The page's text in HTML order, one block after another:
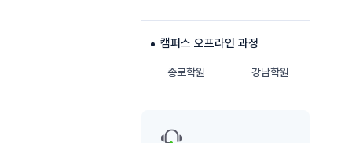
캠퍼스 오프라인 과정
종로학원 강남학원